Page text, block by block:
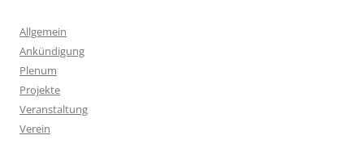
Allgemein
Ankündigung
Plenum
Projekte
Veranstaltung
Verein